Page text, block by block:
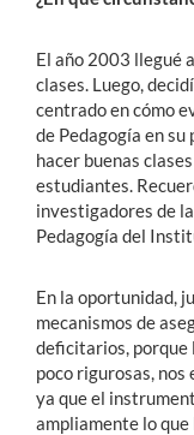
El año 2003 llegué
clases. Luego,
centrado en cómo
de Pedagogía en
hacer buenas
estudiantes.
investigadores de
Pedagogía del
En la oportunidad,
mecanismos de
deficitarios, porque
poco rigurosas, nos
ya que el
ampliamente lo